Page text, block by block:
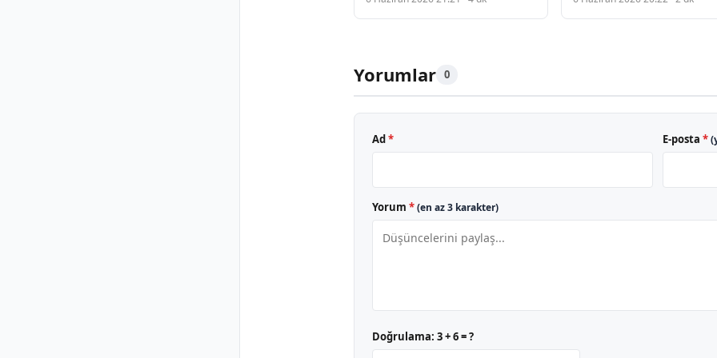
Karşılandı
Yorumlar 0
Ad* E-posta *
Yorum *(en az 3 karakter)
Doğrulama: 3 + 6 = ?